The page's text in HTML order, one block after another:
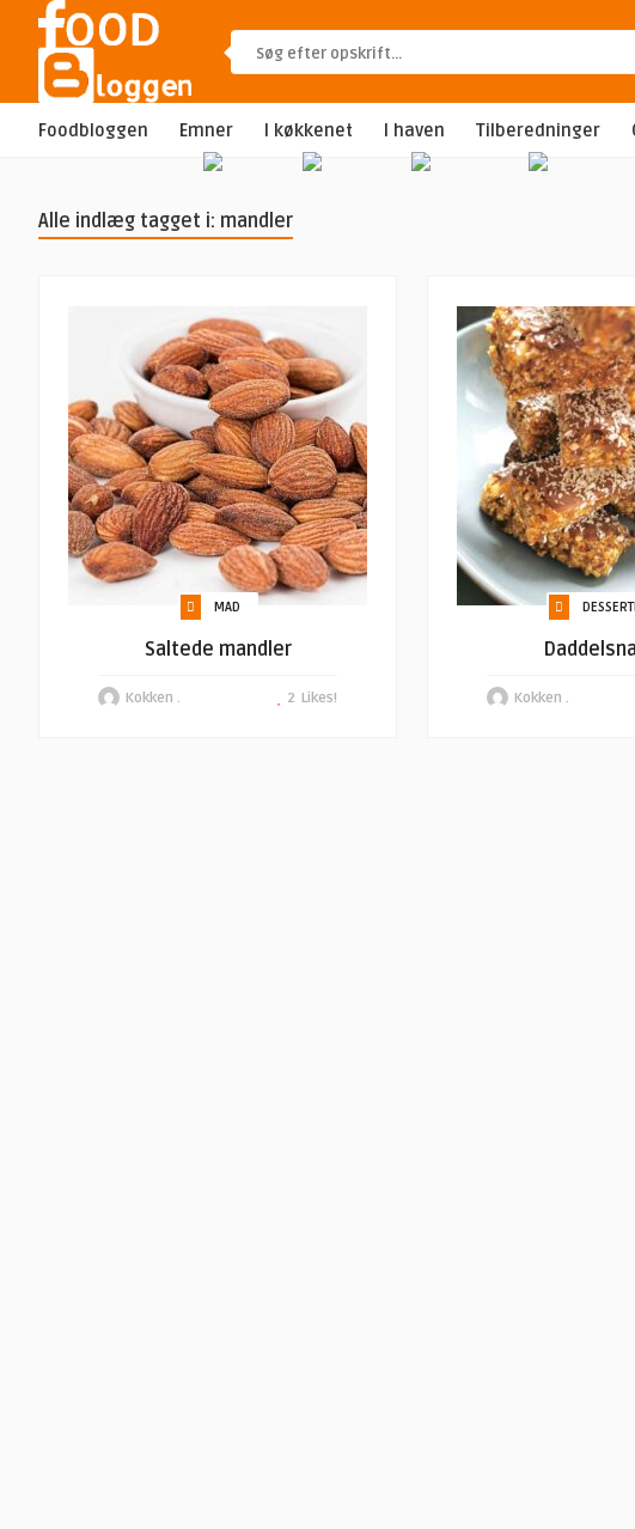
Foodbloggen Emner I køkkenet I haven Tilberedninger
Alle indlæg tagget i: mandler
MAD
Saltede mandler
Kokken . Likes!
2 Kokken .